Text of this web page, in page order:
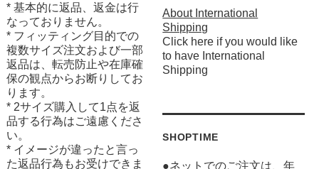
* 基本的に返品、返金は行
なっておりません。
* フィッティング目的での
複数サイズ注文および一部
返品は、転売防止や在庫確
保の観点からお断りしてお
ります。
* 2サイズ購入して1点を返
品する行為はご遠慮くださ
い。
* イメージが違ったと言っ
た返品行為もお受けできま
About International
Shipping
Click here if you would like
to have International
Shipping
SHOPTIME
●ネットでのご注文は、年